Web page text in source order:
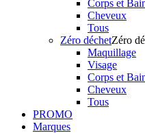
Corps et
Cheveux
Tous
Zéro déchetZéro
Maquillage
Visage
Corps et
Cheveux
Tous
PROMO
Marques